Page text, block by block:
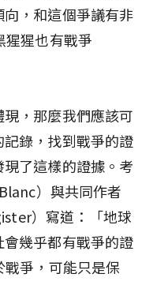
，和這個爭議有非
猩猩也有戰爭
，那麼我們應該可
錄，找到戰爭的證
了這樣的證據。考
）與共同作者
）寫道：「地球
會幾乎都有戰爭的證
爭，可能只是保